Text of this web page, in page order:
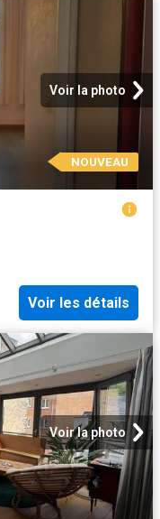
Voir la photo
NOUVEAU
Voir les détails
Voir la photo